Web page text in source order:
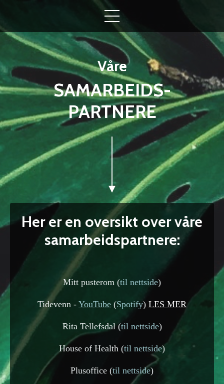
Våre
SAMARBEIDS-
PARTNERE
Her er en oversikt over våre
samarbeidspartnere:
Mitt pusterom (til nettside)
Tidevenn - YouTube (Spotify) LES MER
Rita Tellefsdal (til nettside)
House of Health (til nettside)
Plusoffice (til nettside)